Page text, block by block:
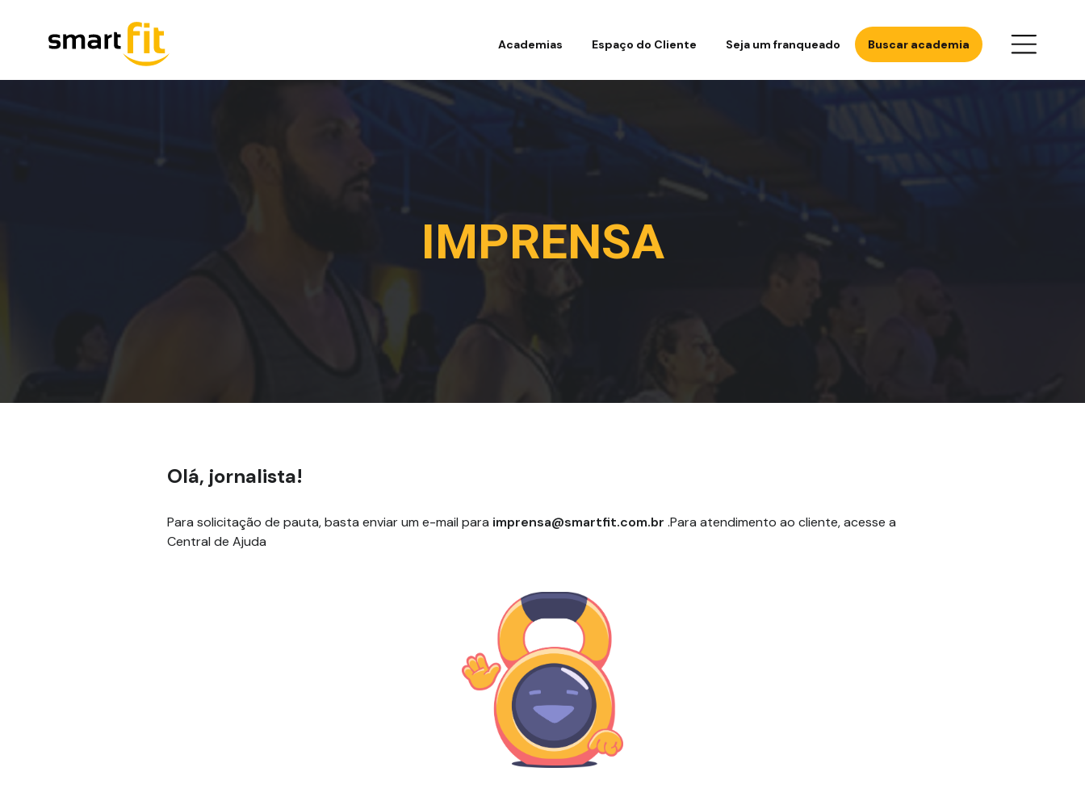
Academias Espaço do Cliente Seja um franqueado Buscar academia
IMPRENSA
Olá, jornalista!
Para solicitação de pauta, basta enviar um e-mail para imprensa@smartfit.com.br .Para atendimento ao cliente, acesse a
Central de Ajuda